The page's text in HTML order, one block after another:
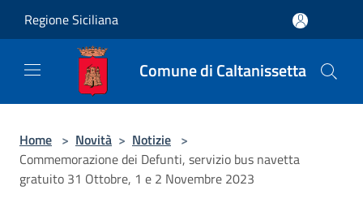
Regione Siciliana
Comune di Caltanissetta
Home > Novità > Notizie >
Commemorazione dei Defunti, servizio bus navetta
gratuito 31 Ottobre, 1 e 2 Novembre 2023